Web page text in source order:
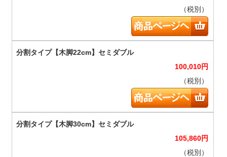
（税別）
100,010円
（税別）
105,860円
（税別）